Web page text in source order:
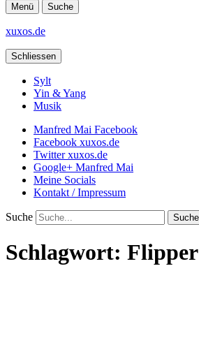
Menü Suche
xuxos.de
Schliessen
Sylt
Yin & Yang
Musik
Manfred Mai Facebook
Facebook xuxos.de
Twitter xuxos.de
Google+ Manfred Mai
Meine Socials
Kontakt / Impressum
Suche
Schlagwort: Flipper